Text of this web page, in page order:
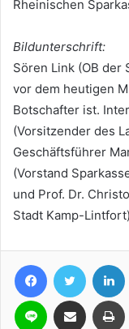
Rheinischen
Bildunterschrift:
Sören Link (OB
vor dem heutigen
Botschafter ist.
(Vorsitzender des
Geschäftsführer
(Vorstand
und Prof. Dr.
Stadt Kamp-
FacebookTwitter
Line Teile per E-Mail